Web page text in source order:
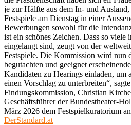
je zur Hälfte aus dem In- und
Festspiele am Dienstag in einer
Bewerbungen sowohl für die
ist ein schönes Zeichen. Dass so viele
eingelangt sind, zeugt von der
Festspiele. Die Kommission wird nun
begutachten und geeignet
Kandidaten zu Hearings einladen, um
einen Vorschlag zu unterbreiten“,
Findungskommission, Christian
Geschäftsführer der Bundestheater-
März 2026 dem Festspielkuratorium
DerStandard.at